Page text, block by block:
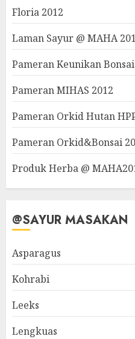
Floria 2012
Laman Sayur @ MAHA
Pameran Keunikan Bonsai
Pameran MIHAS 2012
Pameran Orkid Hutan
Pameran Orkid&Bonsai
Produk Herba @
@SAYUR MASAKAN
Asparagus
Kohrabi
Leeks
Lengkuas